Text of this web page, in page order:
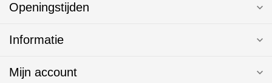
Openingstijden
Informatie
Mijn account